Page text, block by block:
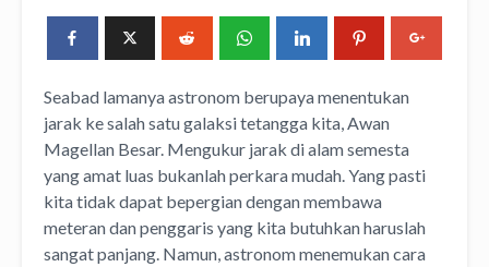
Seabad lamanya astronom berupaya menentukan
jarak ke salah satu galaksi tetangga kita, Awan
Magellan Besar. Mengukur jarak di alam semesta
yang amat luas bukanlah perkara mudah. Yang pasti
kita tidak dapat bepergian dengan membawa
meteran dan penggaris yang kita butuhkan haruslah
sangat panjang. Namun, astronom menemukan cara